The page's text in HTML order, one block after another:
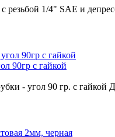
резьбой 1/4" SAE и
90гр с гайкой
- угол 90 гр. с гайкой